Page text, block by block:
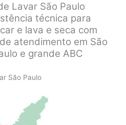
Lavar São Paulo
técnica para
e lava e seca com
atendimento em São
e grande ABC
São Paulo